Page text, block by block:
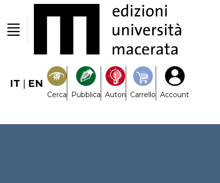
IT | EN
Cerca Pubblica Autori Carrello Account